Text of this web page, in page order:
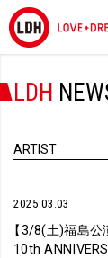
LDH
ARTIST
2025.03.03
【3/8(土)福島公
10th